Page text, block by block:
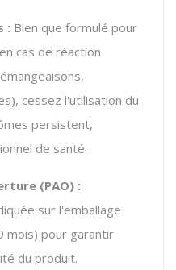
: Bien que formulé pour
cas de réaction
cessez l'utilisation du
persistent,
de santé.
(PAO) :
sur l'emballage
mois) pour garantir
du produit.